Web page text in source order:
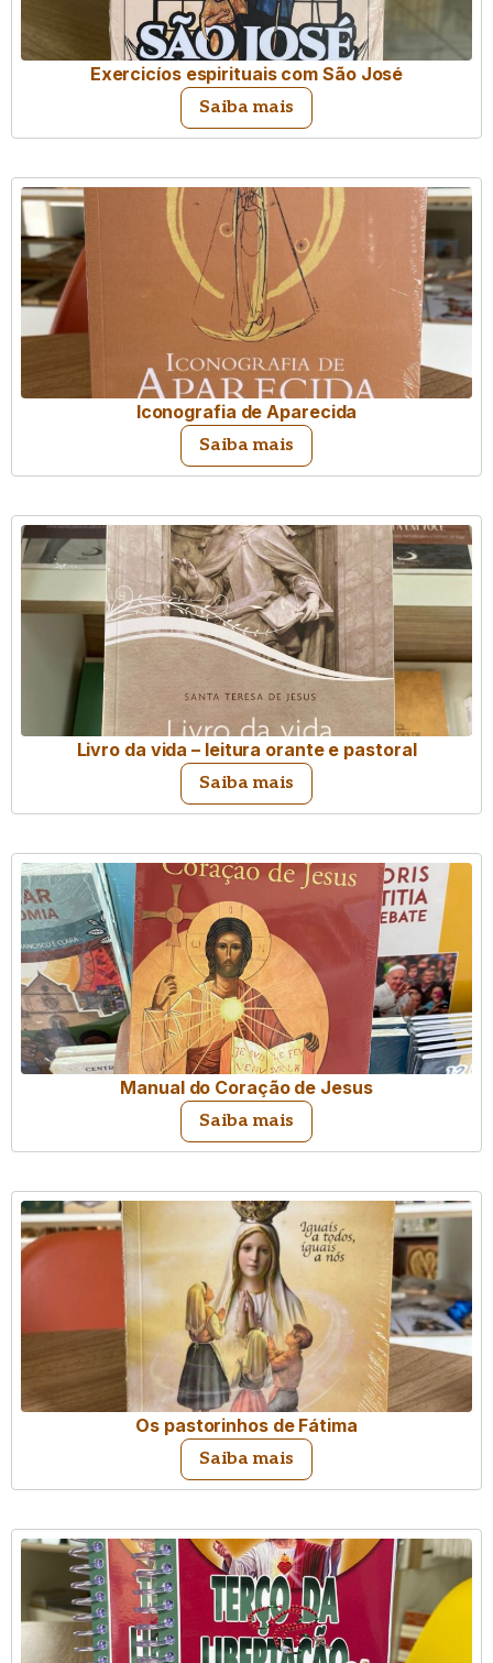
Exercicíos espirituais com São José
Saiba mais
Iconografia de Aparecida
Saiba mais
Livro da vida – leitura orante e pastoral
Saiba mais
Manual do Coração de Jesus
Saiba mais
Os pastorinhos de Fátima
Saiba mais